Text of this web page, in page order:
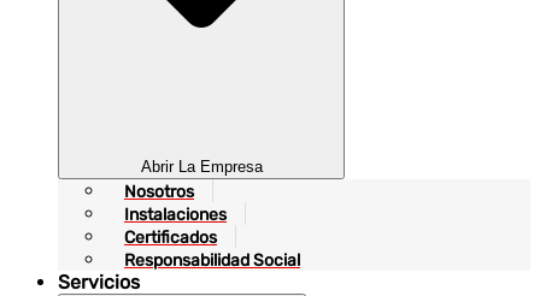
Abrir La Empresa
Nosotros
Instalaciones
Certificados
Responsabilidad Social
Servicios